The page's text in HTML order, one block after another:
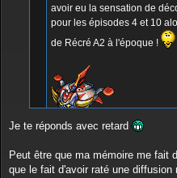
avoir eu la sensation de
pour les épisodes 4 et 10
de Récré A2 à l'époque !
-En 78, il a été diffusé le lundi
loupé.
Je te réponds avec retard
Peut être que ma mémoire me fait
que le fait d'avoir raté une diffusion